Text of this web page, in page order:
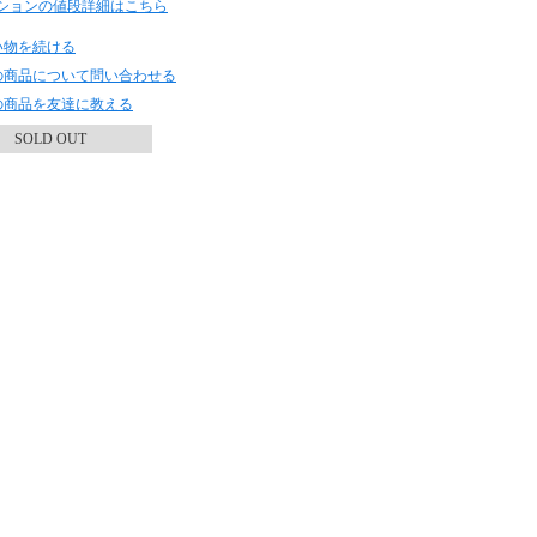
ョンの値段詳細はこちら
物を続ける
商品について問い合わせる
商品を友達に教える
SOLD OUT